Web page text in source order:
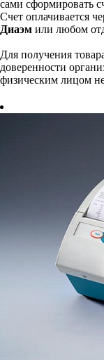
сами сформировать
Счет оплачивается
Диаэм или любом
Для получения
доверенности
физическим лицом